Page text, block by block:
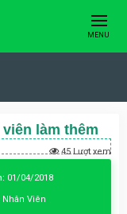
MENU
làm thêm
45 Lượt xem
01/04/2018
Nhân Viên